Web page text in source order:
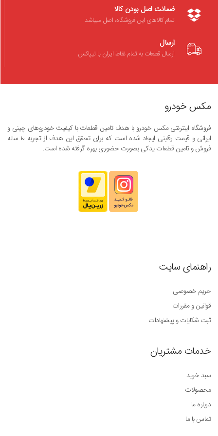
ضمانت اصل بودن کالا
تمام کالاهای این فروشگاه، اصل میباشد
ارسال
ارسال قطعات به تمام نقاط ایران با تیپاکس
مکس خودرو
فروشگاه اینترنتی مکس خودرو با هدف تامین قطعات با کیفیت خودروهای چینی و
ایرانی و قیمت رقابتی ایجاد شده است که برای تحقق این هدف از تجربه ۱۰ ساله
فروش و تامین قطعات یدکی بصورت حضوری بهره گرفته شده است.
راهنمای سایت
حریم خصوصی
قوانین و مقررات
ثبت شکایات و پیشنهادات
خدمات مشتریان
سبد خرید
محصولات
درباره ما
تماس با ما